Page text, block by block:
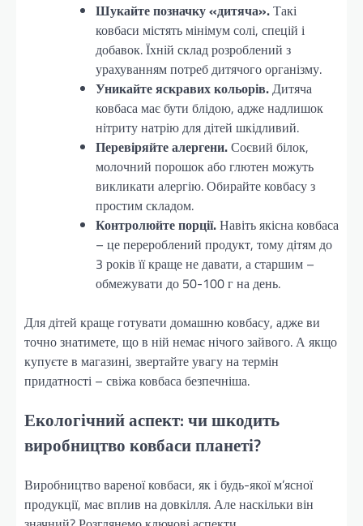
Шукайте позначку «дитяча».Такі
ковбаси містять мінімум солі, спецій і
добавок. Їхній склад розроблений з
урахуванням потреб дитячого організму.
Уникайте яскравих кольорів.Дитяча
ковбаса має бути блідою, адже надлишок
нітриту натрію для дітей шкідливий.
Перевіряйте алергени.Соєвий білок,
молочний порошок або глютен можуть
викликати алергію. Обирайте ковбасу з
простим складом.
Контролюйте порції.Навіть якісна ковбаса
– це перероблений продукт, тому дітям до
3 років її краще не давати, а старшим –
обмежувати до 50-100 г на день.
Для дітей краще готувати домашню ковбасу, адже ви
точно знатимете, що в ній немає нічого зайвого. А якщо
купуєте в магазині, звертайте увагу на термін
придатності – свіжа ковбаса безпечніша.
Екологічний аспект: чи шкодить
виробництво ковбаси планеті?
Виробництво вареної ковбаси, як і будь-якої м’ясної
продукції, має вплив на довкілля. Але наскільки він